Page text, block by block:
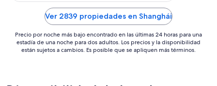
Ver 2839 propiedades en Shanghái
Precio por noche más bajo encontrado en las últimas 24 horas para una
estadía de una noche para dos adultos. Los precios y la disponibilidad
están sujetos a cambios. Es posible que se apliquen más términos.